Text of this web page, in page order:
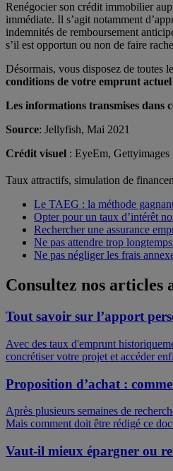
Renégocier son crédit immobilier
immédiate. Il s’agit notamment
indemnités de remboursement
s’il est opportun ou non de faire
Désormais, vous disposez de toutes
conditions de votre emprunt actuel
Les informations transmises dans
Source: Jellyfish, Mai 2021
Crédit visuel : EyeEm, Gettyimages
Taux attractifs, simulation de
Le TAEG : la méthode
Opter pour un taux d’intérêt
Rechercher une assurance
Ne pas attendre trop
Ne pas négliger les frais
Consultez nos articles
Tout savoir sur l’apport
Avec des taux d'emprunt
concrétiser votre projet et accéder
Proposition d’achat :
Après plusieurs semaines de
Mais comment doit être rédigé ce
Vaut-il mieux épargner ou